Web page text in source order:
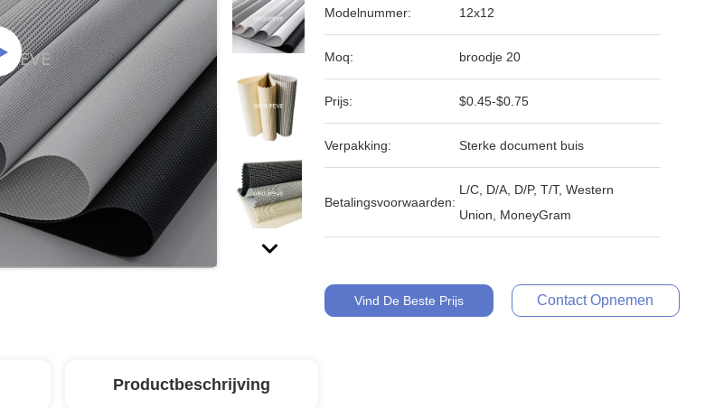
Modelnummer: 12x12
Moq: broodje 20
Prijs: $0.45-$0.75
Verpakking: Sterke document buis
Betalingsvoorwaarden:
L/C, D/A, D/P, T/T, Western
Union, MoneyGram
Vind De Beste Prijs Contact Opnemen
Productbeschrijving